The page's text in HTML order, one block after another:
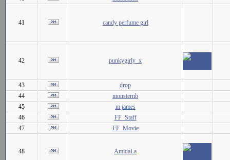
41 candy perfume girl
42 punkygirly_x
43
drop
44
monsternb
45
m james
46
FF_Staff
47
FF_Movie
48 AmidaLa